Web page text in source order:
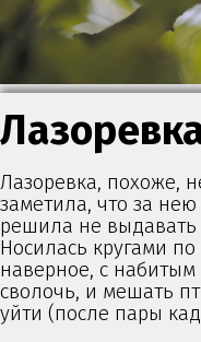
Лазоревка, похоже,
заметила, что за
решила не выдавать
Носилась кругами
наверное, с
сволочь, и мешать
уйти (после пары